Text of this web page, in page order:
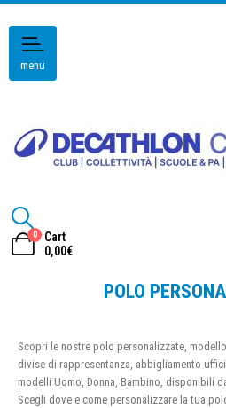
menu
0
Cart
0,00€
POLO
Scopri le nostre polo personalizzate,
divise di rappresentanza, abbigliamento
modelli Uomo, Donna, Bambino, disponibili
Scegli dove e come personalizzare la tua